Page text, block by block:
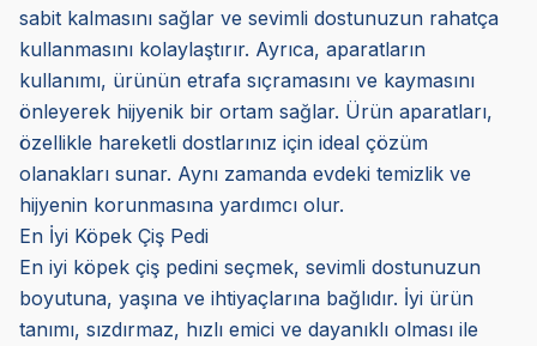
sabit kalmasını sağlar ve sevimli dostunuzun rahatça
kullanmasını kolaylaştırır. Ayrıca, aparatların
kullanımı, ürünün etrafa sıçramasını ve kaymasını
önleyerek hijyenik bir ortam sağlar. Ürün aparatları,
özellikle hareketli dostlarınız için ideal çözüm
olanakları sunar. Aynı zamanda evdeki temizlik ve
hijyenin korunmasına yardımcı olur.
En İyi Köpek Çiş Pedi
En iyi köpek çiş pedini seçmek, sevimli dostunuzun
boyutuna, yaşına ve ihtiyaçlarına bağlıdır. İyi ürün
tanımı, sızdırmaz, hızlı emici ve dayanıklı olması ile